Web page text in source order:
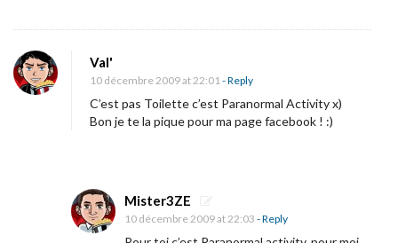
t
r
u
r
Val'
10 décembre 2009 at 22:01- Reply
C’est pas Toilette c’est Paranormal Activity x)
Bon je te la pique pour ma page facebook ! :)
Mister3ZE
10 décembre 2009 at 22:03 - Reply